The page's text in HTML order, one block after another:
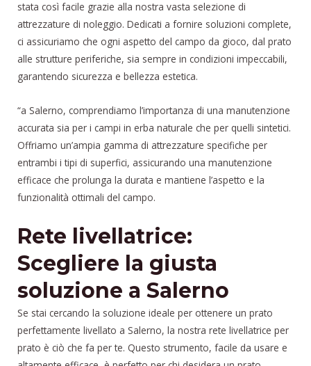
stata così facile grazie alla nostra vasta selezione di
attrezzature di noleggio. Dedicati a fornire soluzioni complete,
ci assicuriamo che ogni aspetto del campo da gioco, dal prato
alle strutture periferiche, sia sempre in condizioni impeccabili,
garantendo sicurezza e bellezza estetica.
“a Salerno, comprendiamo l’importanza di una manutenzione
accurata sia per i campi in erba naturale che per quelli sintetici.
Offriamo un’ampia gamma di attrezzature specifiche per
entrambi i tipi di superfici, assicurando una manutenzione
efficace che prolunga la durata e mantiene l’aspetto e la
funzionalità ottimali del campo.
Rete livellatrice:
Scegliere la giusta
soluzione a Salerno
Se stai cercando la soluzione ideale per ottenere un prato
perfettamente livellato a Salerno, la nostra rete livellatrice per
prato è ciò che fa per te. Questo strumento, facile da usare e